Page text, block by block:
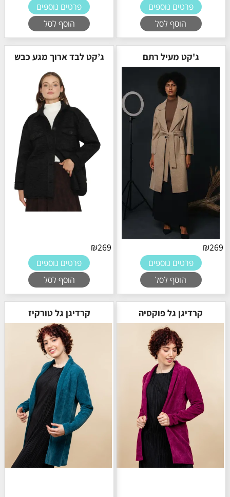
פרטים נוספים
הוסף לסל
פרטים נוספים
הוסף לסל
ג'קט מעיל רתם
₪269
פרטים נוספים
הוסף לסל
ג’קט לבד ארוך מגע כבש
₪269
פרטים נוספים
הוסף לסל
קרדיגן גל פוקסיה קרדיגן גל טורקיז